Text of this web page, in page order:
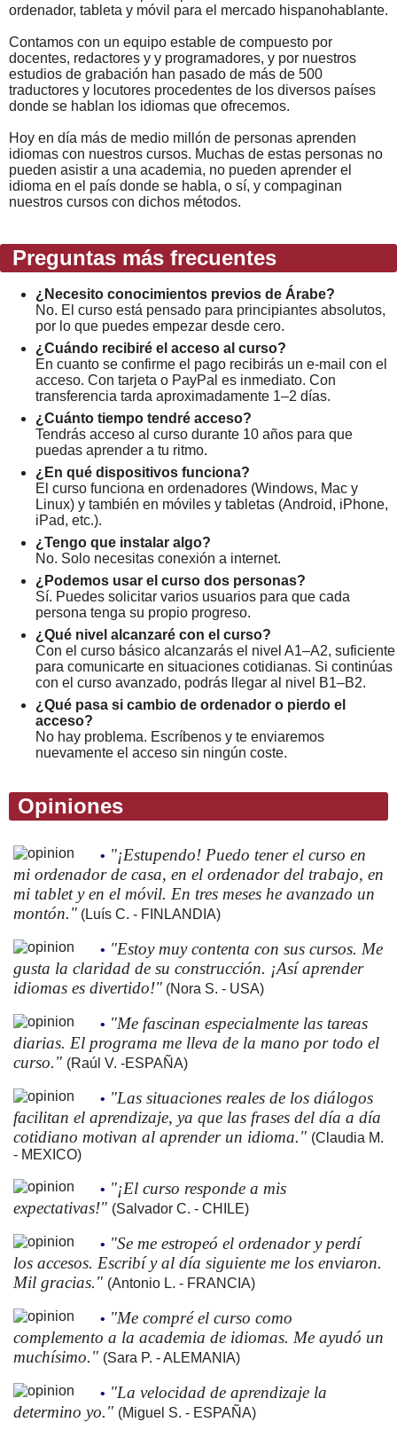
ordenador, tableta y móvil para el mercado hispanohablante.
Contamos con un equipo estable de compuesto por
docentes, redactores y y programadores, y por nuestros
estudios de grabación han pasado de más de 500
traductores y locutores procedentes de los diversos países
donde se hablan los idiomas que ofrecemos.
Hoy en día más de medio millón de personas aprenden
idiomas con nuestros cursos. Muchas de estas personas no
pueden asistir a una academia, no pueden aprender el
idioma en el país donde se habla, o sí, y compaginan
nuestros cursos con dichos métodos.
Preguntas más frecuentes
¿Necesito conocimientos previos de Árabe?
No. El curso está pensado para principiantes absolutos,
por lo que puedes empezar desde cero.
¿Cuándo recibiré el acceso al curso?
En cuanto se confirme el pago recibirás un e-mail con el
acceso. Con tarjeta o PayPal es inmediato. Con
transferencia tarda aproximadamente 1–2 días.
¿Cuánto tiempo tendré acceso?
Tendrás acceso al curso durante 10 años para que
puedas aprender a tu ritmo.
¿En qué dispositivos funciona?
El curso funciona en ordenadores (Windows, Mac y
Linux) y también en móviles y tabletas (Android, iPhone,
iPad, etc.).
¿Tengo que instalar algo?
No. Solo necesitas conexión a internet.
¿Podemos usar el curso dos personas?
Sí. Puedes solicitar varios usuarios para que cada
persona tenga su propio progreso.
¿Qué nivel alcanzaré con el curso?
Con el curso básico alcanzarás el nivel A1–A2, suficiente
para comunicarte en situaciones cotidianas. Si continúas
con el curso avanzado, podrás llegar al nivel B1–B2.
¿Qué pasa si cambio de ordenador o pierdo el
acceso?
No hay problema. Escríbenos y te enviaremos
nuevamente el acceso sin ningún coste.
Opiniones
• "¡Estupendo! Puedo tener el curso en
mi ordenador de casa, en el ordenador del trabajo, en
mi tablet y en el móvil. En tres meses he avanzado un
montón." (Luís C. - FINLANDIA)
• "Estoy muy contenta con sus cursos. Me
gusta la claridad de su construcción. ¡Así aprender
idiomas es divertido!" (Nora S. - USA)
• "Me fascinan especialmente las tareas
diarias. El programa me lleva de la mano por todo el
curso." (Raúl V. -ESPAÑA)
• "Las situaciones reales de los diálogos
facilitan el aprendizaje, ya que las frases del día a día
cotidiano motivan al aprender un idioma." (Claudia M.
- MEXICO)
• "¡El curso responde a mis
expectativas!" (Salvador C. - CHILE)
• "Se me estropeó el ordenador y perdí
los accesos. Escribí y al día siguiente me los enviaron.
Mil gracias." (Antonio L. - FRANCIA)
• "Me compré el curso como
complemento a la academia de idiomas. Me ayudó un
muchísimo." (Sara P. - ALEMANIA)
• "La velocidad de aprendizaje la
determino yo." (Miguel S. - ESPAÑA)